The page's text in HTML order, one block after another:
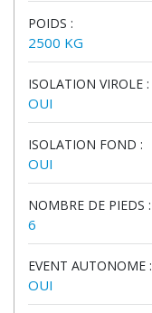
POIDS :
2500 KG
ISOLATION VIROLE :
OUI
ISOLATION FOND :
OUI
NOMBRE DE PIEDS :
6
EVENT AUTONOME :
OUI